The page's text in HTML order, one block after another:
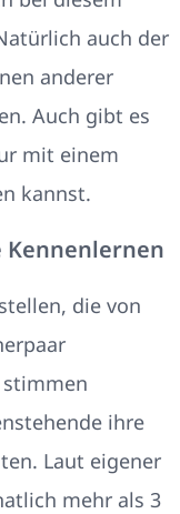
auch der
anderer
Auch gibt es
mit einem
kannst.
Kennenlernen
die von
ihre
Laut eigener
mehr als 3